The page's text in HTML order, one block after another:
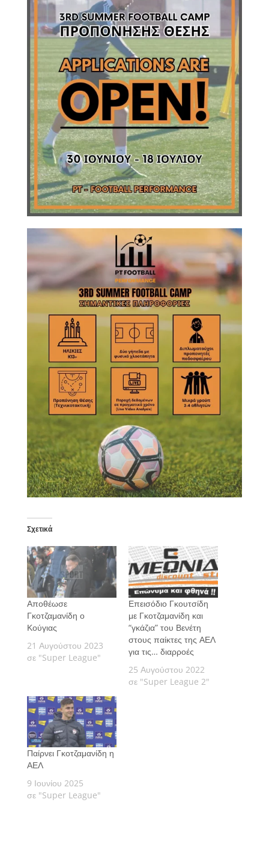
Σχετικά
Αποθέωσε
Γκοτζαμανίδη ο
Κούγιας
21 Αυγούστου 2023
σε "Super League"
Επεισόδιο Γκουτσίδη
με Γκοτζαμανίδη και
“γκάζια” του Βενέτη
στους παίκτες της ΑΕΛ
για τις… διαρροές
25 Αυγούστου 2022
σε "Super League 2"
Παίρνει Γκοτζαμανίδη η
ΑΕΛ
9 Ιουνίου 2025
σε "Super League"